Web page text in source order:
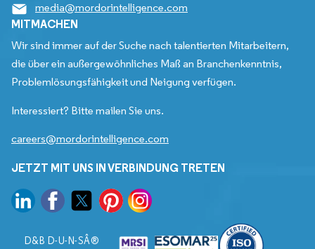
media@mordorintelligence.com
MITMACHEN
Wir sind immer auf der Suche nach talentierten Mitarbeitern,
die über ein außergewöhnliches Maß an Branchenkenntnis,
Problemlösungsfähigkeit und Neigung verfügen.
Interessiert? Bitte mailen Sie uns.
careers@mordorintelligence.com
JETZT MIT UNS IN VERBINDUNG TRETEN
D&B D-U-N-SÂ®